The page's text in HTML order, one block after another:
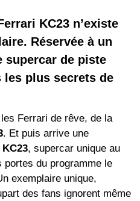
KC23 n’existe
Réservée à un
supercar de piste
les plus secrets de
Ferrari de rêve, de la
. Et puis arrive une
, supercar unique au
portes du programme le
exemplaire unique,
des fans ignorent même